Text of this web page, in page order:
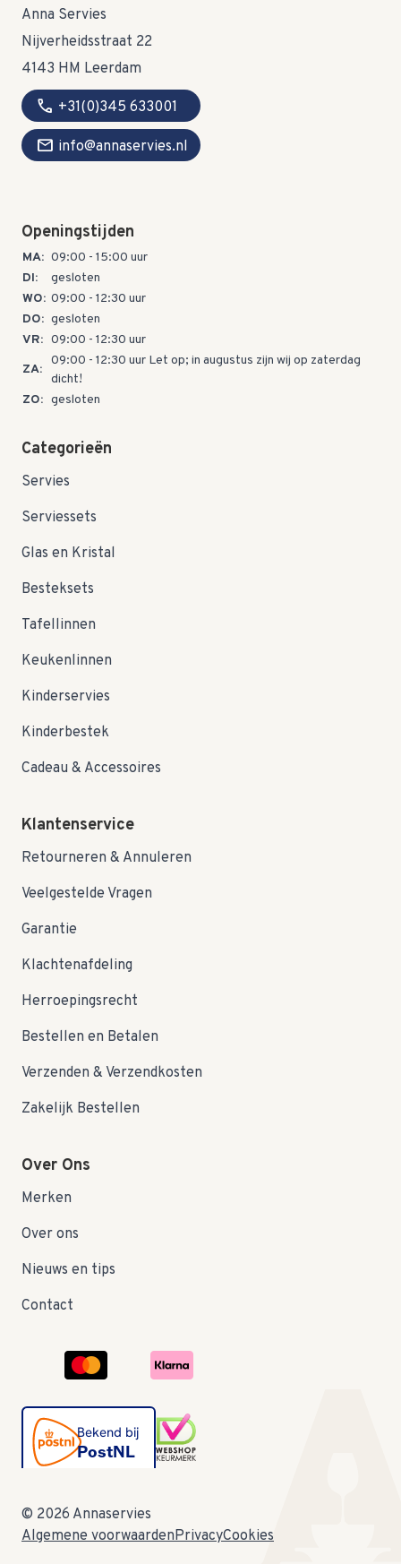
Anna Servies
Nijverheidsstraat 22
4143 HM Leerdam
call +31(0)345 633001
mail info@annaservies.nl
Openingstijden
MA: 09:00 - 15:00 uur
DI:
gesloten
WO: 09:00 - 12:30 uur
DO: gesloten
VR: 09:00 - 12:30 uur
ZA:
09:00 - 12:30 uur Let op; in augustus zijn wij op zaterdag
dicht!
ZO: gesloten
Categorieën
Servies
Serviessets
Glas en Kristal
Besteksets
Tafellinnen
Keukenlinnen
Kinderservies
Kinderbestek
Cadeau & Accessoires
Klantenservice
Retourneren & Annuleren
Veelgestelde Vragen
Garantie
Klachtenafdeling
Herroepingsrecht
Bestellen en Betalen
Verzenden & Verzendkosten
Zakelijk Bestellen
Over Ons
Merken
Over ons
Nieuws en tips
Contact
© 2026 Annaservies
Algemene voorwaardenPrivacyCookies